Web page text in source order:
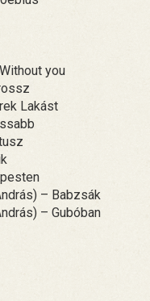
you
Lakást
– Babzsák
– Gubóban